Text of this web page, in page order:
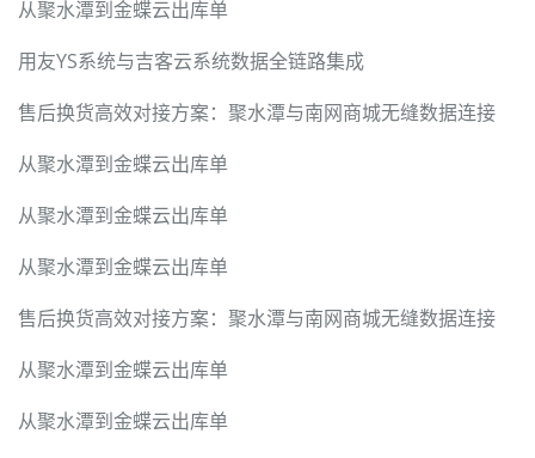
从聚水潭到金蝶云出库单
用友YS系统与吉客云系统数据全链路集成
售后换货高效对接方案：聚水潭与南网商城无缝数据连接
从聚水潭到金蝶云出库单
从聚水潭到金蝶云出库单
从聚水潭到金蝶云出库单
售后换货高效对接方案：聚水潭与南网商城无缝数据连接
从聚水潭到金蝶云出库单
从聚水潭到金蝶云出库单